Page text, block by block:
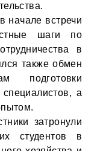
начале встречи
шаги по
в
также обмен
подготовки
а
затронули
студентов в